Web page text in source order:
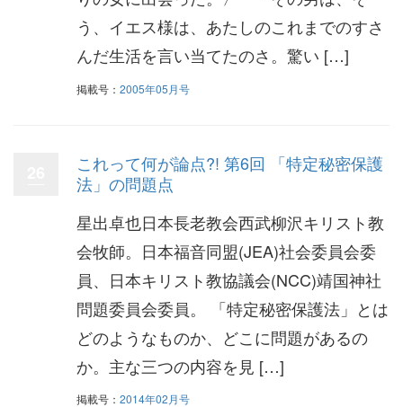
う、イエス様は、あたしのこれまでのすさ
んだ生活を言い当てたのさ。驚い […]
掲載号： 2005年05月号
これって何が論点?! 第6回 「特定秘密保護
法」の問題点
星出卓也日本長老教会西武柳沢キリスト教
会牧師。日本福音同盟(JEA)社会委員会委
員、日本キリスト教協議会(NCC)靖国神社
問題委員会委員。 「特定秘密保護法」とは
どのようなものか、どこに問題があるの
か。主な三つの内容を見 […]
掲載号： 2014年02月号